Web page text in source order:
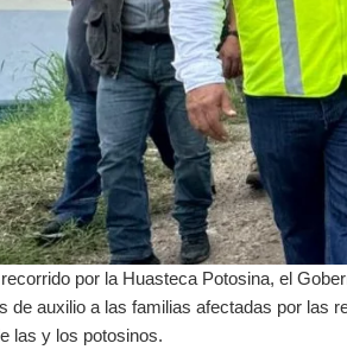
por la Huasteca Potosina, el
de auxilio a las familias afectadas por las
las y los potosinos.